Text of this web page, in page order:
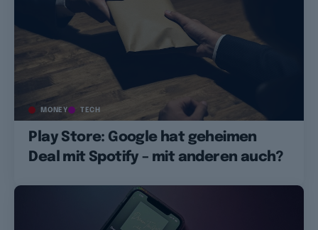
MONEY TECH
Play Store: Google hat geheimen
Deal mit Spotify – mit anderen auch?